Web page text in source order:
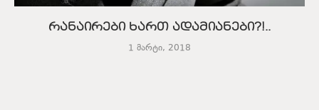
რანაირები ხართ ადამიანები?!..
1 მარტი, 2018